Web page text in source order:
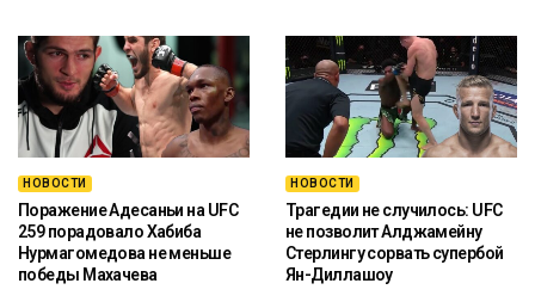
НОВОСТИ
Поражение Адесаньи на UFC
259 порадовало Хабиба
Нурмагомедова не меньше
победы Махачева
НОВОСТИ
Трагедии не случилось: UFC
не позволит Алджамейну
Стерлингу сорвать супербой
Ян-Диллашоу